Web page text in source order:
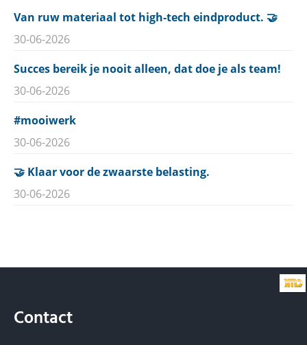
Van ruw materiaal tot high-tech eindproduct. 🤝
30-06-2026
Succes bereik je nooit alleen, dat doe je als team!
30-06-2026
#mooiwerk
30-06-2026
🤝 Klaar voor de zwaarste belasting.
30-06-2026
Contact